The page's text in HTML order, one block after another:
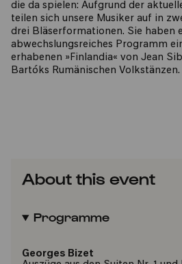
die da spielen: Aufgrund der
teilen sich unsere Musiker auf in
drei Bläserformationen. Sie haben
abwechslungsreiches Programm
erhabenen »Finlandia« von Jean
Bartóks Rumänischen Volkstänzen.
About this event
Programme
Georges Bizet